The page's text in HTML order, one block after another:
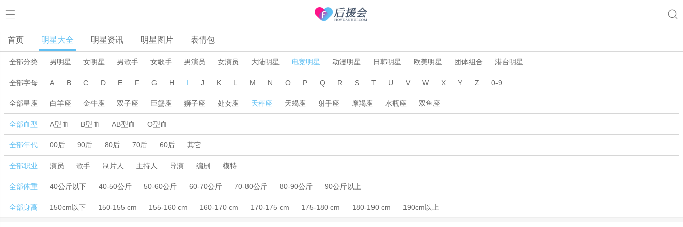
首页 明星大全 明星资讯 明星图片 表情包
全部分类 男明星 女明星 男歌手 女歌手 男演员 女演员 大陆明星 电竞明星 动漫明星 日韩明星 欧美明星 团体组合 港台明星
全部字母 A B C D E F G H I J K L M N O P Q R S T U V W X Y Z 0-9
全部星座 白羊座 金牛座 双子座 巨蟹座 狮子座 处女座 天秤座 天蝎座 射手座 摩羯座 水瓶座 双鱼座
全部血型 A型血 B型血 AB型血 O型血
全部年代 00后 90后 80后 70后 60后 其它
全部职业 演员 歌手 制片人 主持人 导演 编剧 模特
全部体重 40公斤以下 40-50公斤 50-60公斤 60-70公斤 70-80公斤 80-90公斤 90公斤以上
全部身高 150cm以下 150-155 cm 155-160 cm 160-170 cm 170-175 cm 175-180 cm 180-190 cm 190cm以上